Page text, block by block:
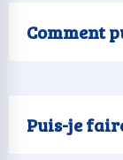
Comment
Puis-je